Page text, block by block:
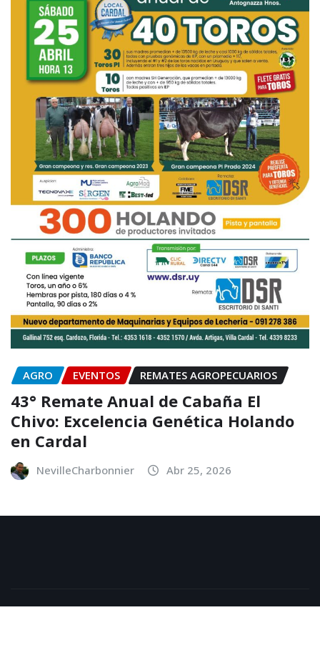
AGRO EVENTOS REMATES AGROPECUARIOS
43° Remate Anual de Cabaña El
Chivo: Excelencia Genética Holando
en Cardal
NevilleCharbonnier Abr 25, 2026